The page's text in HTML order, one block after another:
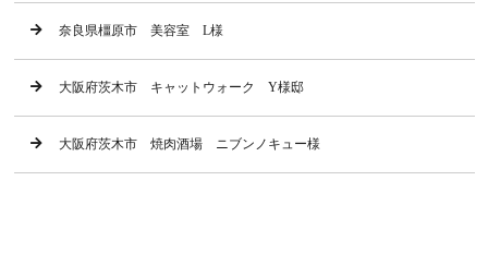
奈良県橿原市 美容室 L様
大阪府茨木市 キャットウォーク Y様邸
大阪府茨木市 焼肉酒場 ニブンノキュー様